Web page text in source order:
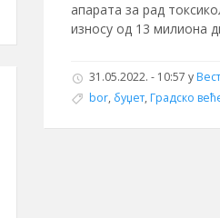
апарата за рад
износу од 13 милиона
31.05.2022. - 10:57 у
bor, буџет,Градско